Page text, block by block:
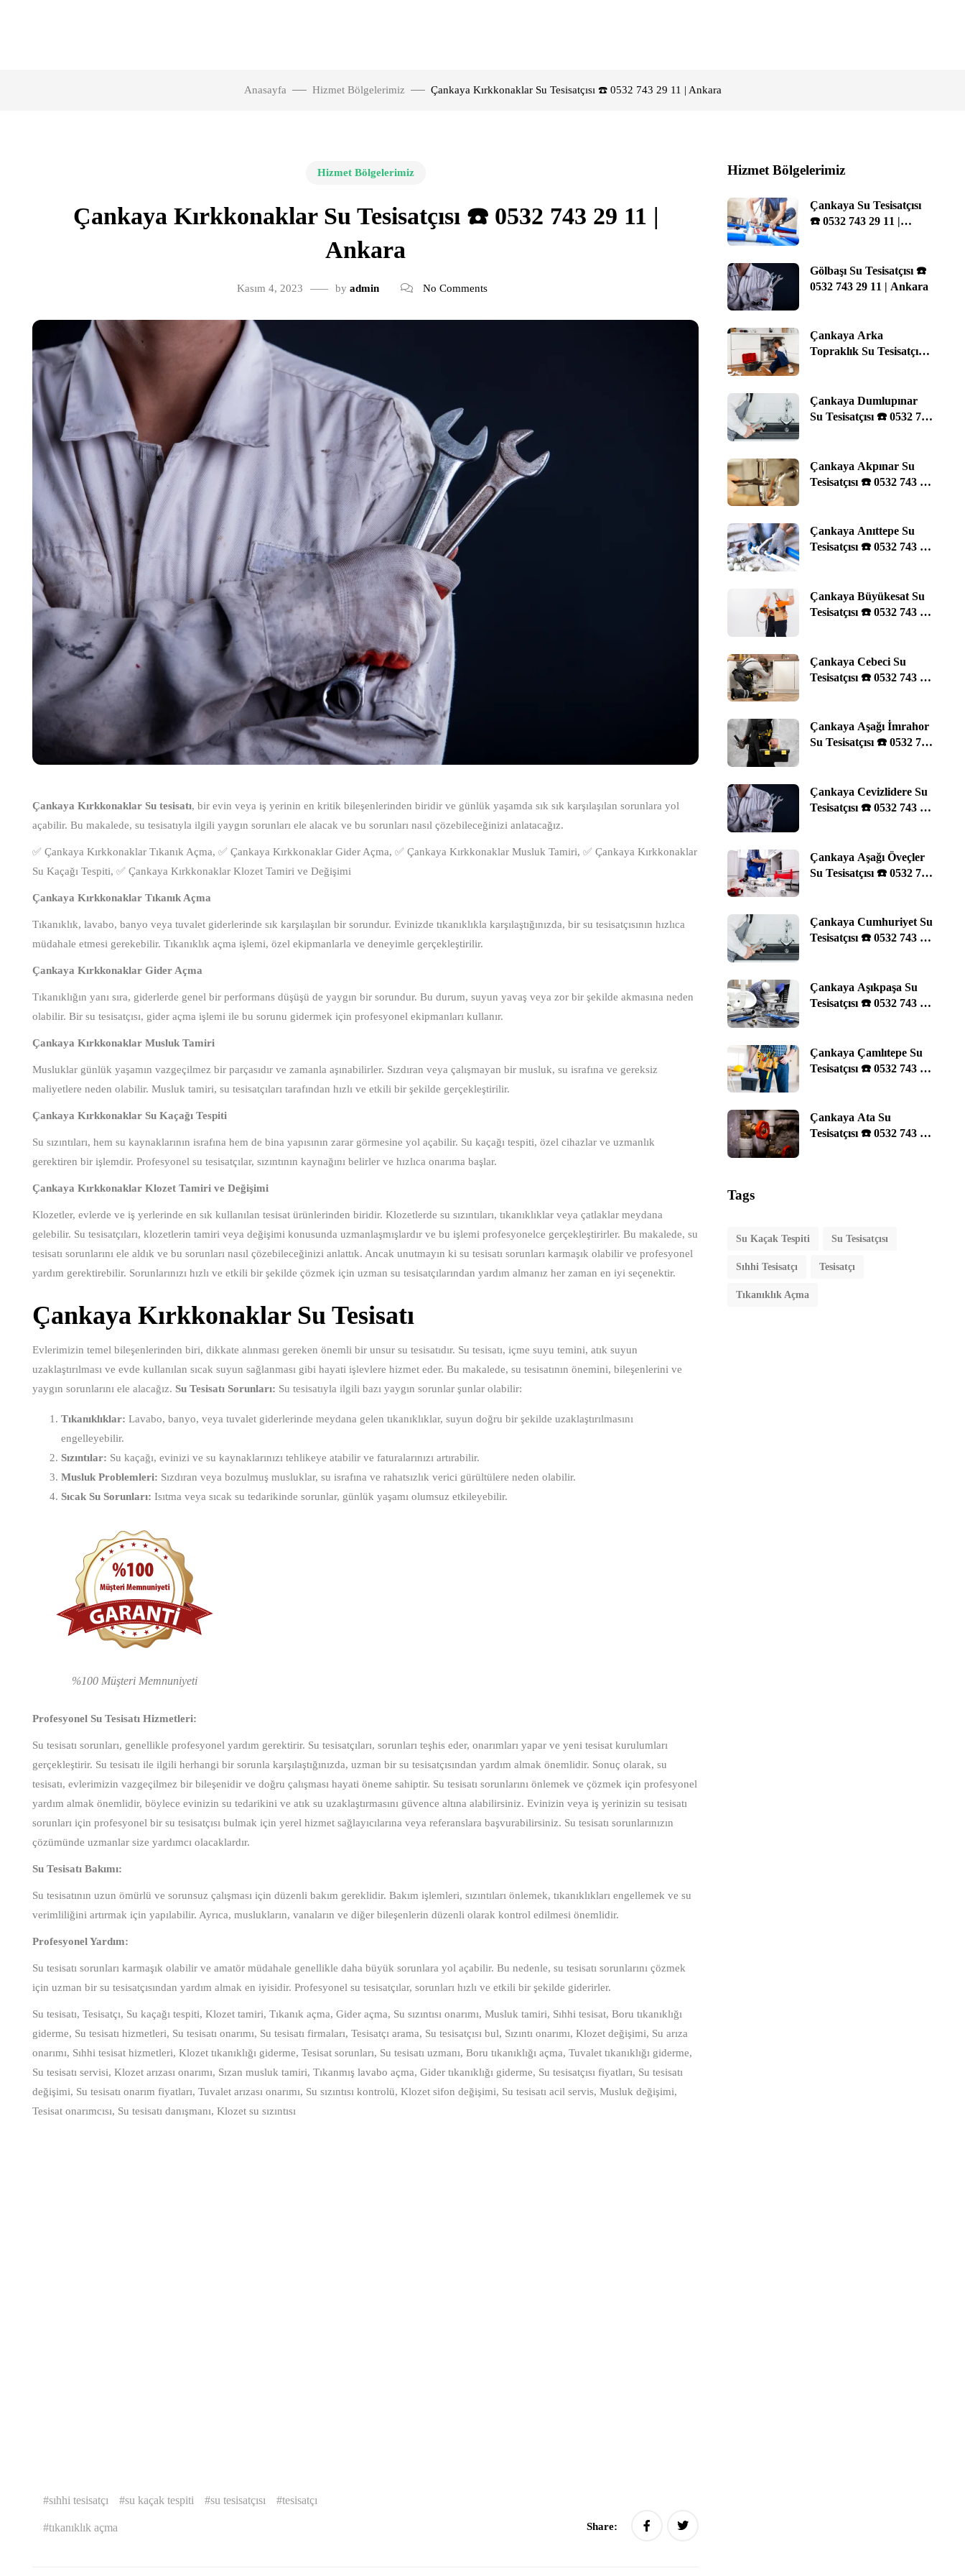
Anasayfa Hizmet Bölgelerimiz Çankaya Kırkkonaklar Su Tesisatçısı ☎️ 0532 743 29 11 | Ankara
Hizmet Bölgelerimiz
Çankaya Kırkkonaklar Su Tesisatçısı ☎️ 0532 743 29 11 |
Ankara
Kasım 4, 2023 by admin No Comments
Çankaya Kırkkonaklar Su tesisatı, bir evin veya iş yerinin en kritik bileşenlerinden biridir ve günlük yaşamda sık sık karşılaşılan sorunlara yol
açabilir. Bu makalede, su tesisatıyla ilgili yaygın sorunları ele alacak ve bu sorunları nasıl çözebileceğinizi anlatacağız.
✅ Çankaya Kırkkonaklar Tıkanık Açma, ✅ Çankaya Kırkkonaklar Gider Açma, ✅ Çankaya Kırkkonaklar Musluk Tamiri, ✅ Çankaya Kırkkonaklar
Su Kaçağı Tespiti, ✅ Çankaya Kırkkonaklar Klozet Tamiri ve Değişimi
Çankaya Kırkkonaklar Tıkanık Açma
Tıkanıklık, lavabo, banyo veya tuvalet giderlerinde sık karşılaşılan bir sorundur. Evinizde tıkanıklıkla karşılaştığınızda, bir su tesisatçısının hızlıca
müdahale etmesi gerekebilir. Tıkanıklık açma işlemi, özel ekipmanlarla ve deneyimle gerçekleştirilir.
Çankaya Kırkkonaklar Gider Açma
Tıkanıklığın yanı sıra, giderlerde genel bir performans düşüşü de yaygın bir sorundur. Bu durum, suyun yavaş veya zor bir şekilde akmasına neden
olabilir. Bir su tesisatçısı, gider açma işlemi ile bu sorunu gidermek için profesyonel ekipmanları kullanır.
Çankaya Kırkkonaklar Musluk Tamiri
Musluklar günlük yaşamın vazgeçilmez bir parçasıdır ve zamanla aşınabilirler. Sızdıran veya çalışmayan bir musluk, su israfına ve gereksiz
maliyetlere neden olabilir. Musluk tamiri, su tesisatçıları tarafından hızlı ve etkili bir şekilde gerçekleştirilir.
Çankaya Kırkkonaklar Su Kaçağı Tespiti
Su sızıntıları, hem su kaynaklarının israfına hem de bina yapısının zarar görmesine yol açabilir. Su kaçağı tespiti, özel cihazlar ve uzmanlık
gerektiren bir işlemdir. Profesyonel su tesisatçılar, sızıntının kaynağını belirler ve hızlıca onarıma başlar.
Çankaya Kırkkonaklar Klozet Tamiri ve Değişimi
Klozetler, evlerde ve iş yerlerinde en sık kullanılan tesisat ürünlerinden biridir. Klozetlerde su sızıntıları, tıkanıklıklar veya çatlaklar meydana
gelebilir. Su tesisatçıları, klozetlerin tamiri veya değişimi konusunda uzmanlaşmışlardır ve bu işlemi profesyonelce gerçekleştirirler. Bu makalede, su
tesisatı sorunlarını ele aldık ve bu sorunları nasıl çözebileceğinizi anlattık. Ancak unutmayın ki su tesisatı sorunları karmaşık olabilir ve profesyonel
yardım gerektirebilir. Sorunlarınızı hızlı ve etkili bir şekilde çözmek için uzman su tesisatçılarından yardım almanız her zaman en iyi seçenektir.
Çankaya Kırkkonaklar Su Tesisatı
Evlerimizin temel bileşenlerinden biri, dikkate alınması gereken önemli bir unsur su tesisatıdır. Su tesisatı, içme suyu temini, atık suyun
uzaklaştırılması ve evde kullanılan sıcak suyun sağlanması gibi hayati işlevlere hizmet eder. Bu makalede, su tesisatının önemini, bileşenlerini ve
yaygın sorunlarını ele alacağız. Su Tesisatı Sorunları: Su tesisatıyla ilgili bazı yaygın sorunlar şunlar olabilir:
Tıkanıklıklar: Lavabo, banyo, veya tuvalet giderlerinde meydana gelen tıkanıklıklar, suyun doğru bir şekilde uzaklaştırılmasını
engelleyebilir.
Sızıntılar: Su kaçağı, evinizi ve su kaynaklarınızı tehlikeye atabilir ve faturalarınızı artırabilir.
Musluk Problemleri: Sızdıran veya bozulmuş musluklar, su israfına ve rahatsızlık verici gürültülere neden olabilir.
Sıcak Su Sorunları: Isıtma veya sıcak su tedarikinde sorunlar, günlük yaşamı olumsuz etkileyebilir.
%100 Müşteri Memnuniyeti
Profesyonel Su Tesisatı Hizmetleri:
Su tesisatı sorunları, genellikle profesyonel yardım gerektirir. Su tesisatçıları, sorunları teşhis eder, onarımları yapar ve yeni tesisat kurulumları
gerçekleştirir. Su tesisatı ile ilgili herhangi bir sorunla karşılaştığınızda, uzman bir su tesisatçısından yardım almak önemlidir. Sonuç olarak, su
tesisatı, evlerimizin vazgeçilmez bir bileşenidir ve doğru çalışması hayati öneme sahiptir. Su tesisatı sorunlarını önlemek ve çözmek için profesyonel
yardım almak önemlidir, böylece evinizin su tedarikini ve atık su uzaklaştırmasını güvence altına alabilirsiniz. Evinizin veya iş yerinizin su tesisatı
sorunları için profesyonel bir su tesisatçısı bulmak için yerel hizmet sağlayıcılarına veya referanslara başvurabilirsiniz. Su tesisatı sorunlarınızın
çözümünde uzmanlar size yardımcı olacaklardır.
Su Tesisatı Bakımı:
Su tesisatının uzun ömürlü ve sorunsuz çalışması için düzenli bakım gereklidir. Bakım işlemleri, sızıntıları önlemek, tıkanıklıkları engellemek ve su
verimliliğini artırmak için yapılabilir. Ayrıca, muslukların, vanaların ve diğer bileşenlerin düzenli olarak kontrol edilmesi önemlidir.
Profesyonel Yardım:
Su tesisatı sorunları karmaşık olabilir ve amatör müdahale genellikle daha büyük sorunlara yol açabilir. Bu nedenle, su tesisatı sorunlarını çözmek
için uzman bir su tesisatçısından yardım almak en iyisidir. Profesyonel su tesisatçılar, sorunları hızlı ve etkili bir şekilde giderirler.
Su tesisatı, Tesisatçı, Su kaçağı tespiti, Klozet tamiri, Tıkanık açma, Gider açma, Su sızıntısı onarımı, Musluk tamiri, Sıhhi tesisat, Boru tıkanıklığı
giderme, Su tesisatı hizmetleri, Su tesisatı onarımı, Su tesisatı firmaları, Tesisatçı arama, Su tesisatçısı bul, Sızıntı onarımı, Klozet değişimi, Su arıza
onarımı, Sıhhi tesisat hizmetleri, Klozet tıkanıklığı giderme, Tesisat sorunları, Su tesisatı uzmanı, Boru tıkanıklığı açma, Tuvalet tıkanıklığı giderme,
Su tesisatı servisi, Klozet arızası onarımı, Sızan musluk tamiri, Tıkanmış lavabo açma, Gider tıkanıklığı giderme, Su tesisatçısı fiyatları, Su tesisatı
değişimi, Su tesisatı onarım fiyatları, Tuvalet arızası onarımı, Su sızıntısı kontrolü, Klozet sifon değişimi, Su tesisatı acil servis, Musluk değişimi,
Tesisat onarımcısı, Su tesisatı danışmanı, Klozet su sızıntısı
sıhhi tesisatçı su kaçak tespiti su tesisatçısı tesisatçı
tıkanıklık açma Share:
Hizmet Bölgelerimiz
Çankaya Su Tesisatçısı
☎️ 0532 743 29 11 |
Gölbaşı Su Tesisatçısı ☎️
0532 743 29 11 | Ankara
Çankaya Arka
Topraklık Su Tesisatçısı
Çankaya Dumlupınar
Su Tesisatçısı ☎️ 0532 743
Çankaya Akpınar Su
Tesisatçısı ☎️ 0532 743 29
Çankaya Anıttepe Su
Tesisatçısı ☎️ 0532 743 29
Çankaya Büyükesat Su
Tesisatçısı ☎️ 0532 743 29
Çankaya Cebeci Su
Tesisatçısı ☎️ 0532 743 29
Çankaya Aşağı İmrahor
Su Tesisatçısı ☎️ 0532 743
Çankaya Cevizlidere Su
Tesisatçısı ☎️ 0532 743 29
Çankaya Aşağı Öveçler
Su Tesisatçısı ☎️ 0532 743
Çankaya Cumhuriyet Su
Tesisatçısı ☎️ 0532 743 29
Çankaya Aşıkpaşa Su
Tesisatçısı ☎️ 0532 743 29
Çankaya Çamlıtepe Su
Tesisatçısı ☎️ 0532 743 29
Çankaya Ata Su
Tesisatçısı ☎️ 0532 743 29
Tags
Su Kaçak Tespiti Su Tesisatçısı
Sıhhi Tesisatçı Tesisatçı
Tıkanıklık Açma